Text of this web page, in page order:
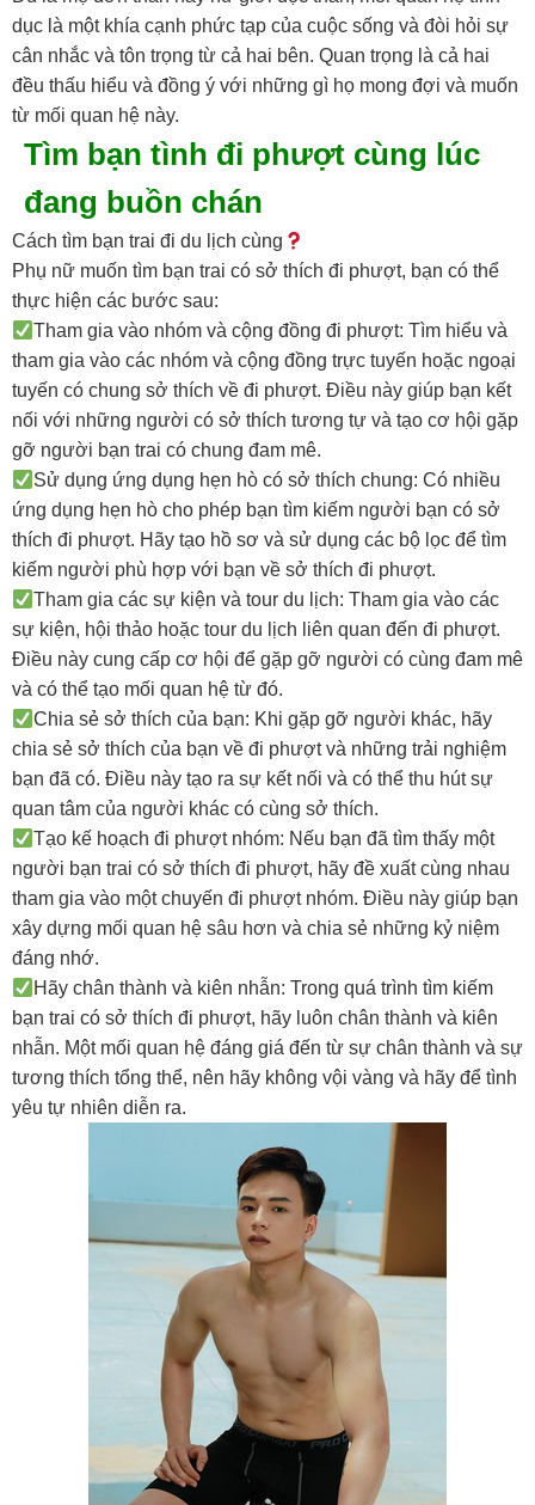
dục là một khía cạnh phức tạp của cuộc sống và đòi hỏi sự
cân nhắc và tôn trọng từ cả hai bên. Quan trọng là cả hai
đều thấu hiểu và đồng ý với những gì họ mong đợi và muốn
từ mối quan hệ này.
Tìm bạn tình đi phượt cùng lúc
đang buồn chán
Cách tìm bạn trai đi du lịch cùng
Phụ nữ muốn tìm bạn trai có sở thích đi phượt, bạn có thể
thực hiện các bước sau:
Tham gia vào nhóm và cộng đồng đi phượt: Tìm hiểu và
tham gia vào các nhóm và cộng đồng trực tuyến hoặc ngoại
tuyến có chung sở thích về đi phượt. Điều này giúp bạn kết
nối với những người có sở thích tương tự và tạo cơ hội gặp
gỡ người bạn trai có chung đam mê.
Sử dụng ứng dụng hẹn hò có sở thích chung: Có nhiều
ứng dụng hẹn hò cho phép bạn tìm kiếm người bạn có sở
thích đi phượt. Hãy tạo hồ sơ và sử dụng các bộ lọc để tìm
kiếm người phù hợp với bạn về sở thích đi phượt.
Tham gia các sự kiện và tour du lịch: Tham gia vào các
sự kiện, hội thảo hoặc tour du lịch liên quan đến đi phượt.
Điều này cung cấp cơ hội để gặp gỡ người có cùng đam mê
và có thể tạo mối quan hệ từ đó.
Chia sẻ sở thích của bạn: Khi gặp gỡ người khác, hãy
chia sẻ sở thích của bạn về đi phượt và những trải nghiệm
bạn đã có. Điều này tạo ra sự kết nối và có thể thu hút sự
quan tâm của người khác có cùng sở thích.
Tạo kế hoạch đi phượt nhóm: Nếu bạn đã tìm thấy một
người bạn trai có sở thích đi phượt, hãy đề xuất cùng nhau
tham gia vào một chuyến đi phượt nhóm. Điều này giúp bạn
xây dựng mối quan hệ sâu hơn và chia sẻ những kỷ niệm
đáng nhớ.
Hãy chân thành và kiên nhẫn: Trong quá trình tìm kiếm
bạn trai có sở thích đi phượt, hãy luôn chân thành và kiên
nhẫn. Một mối quan hệ đáng giá đến từ sự chân thành và sự
tương thích tổng thể, nên hãy không vội vàng và hãy để tình
yêu tự nhiên diễn ra.